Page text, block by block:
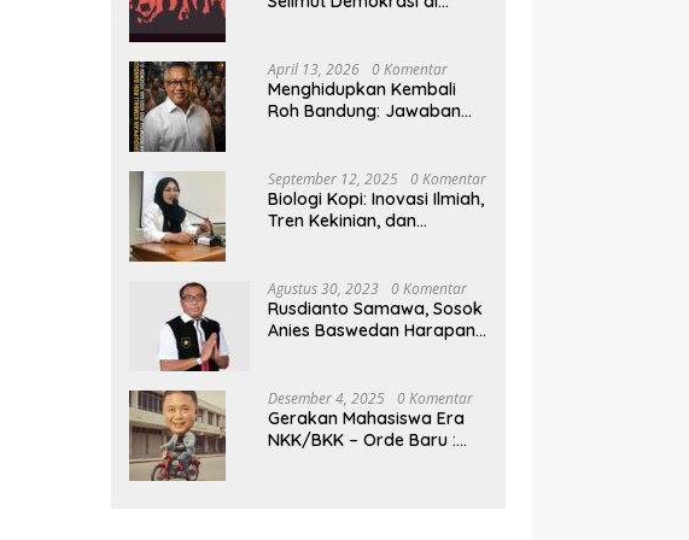
April 13, 2026 0 Komentar
Menghidupkan Kembali
Roh Bandung: Jawaban
September 12, 2025 0 Komentar
Biologi Kopi: Inovasi Ilmiah,
Tren Kekinian, dan
Agraria
Agustus 30, 2023 0 Komentar
Rusdianto Samawa, Sosok
Anies Baswedan Harapan
Desember 4, 2025 0 Komentar
Gerakan Mahasiswa Era
NKK/BKK – Orde Baru :